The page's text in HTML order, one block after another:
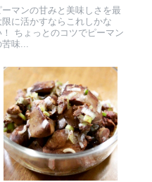
ーマンの甘みと美味しさを最
限に活かすならこれしかな
！ ちょっとのコツでピーマン
味...